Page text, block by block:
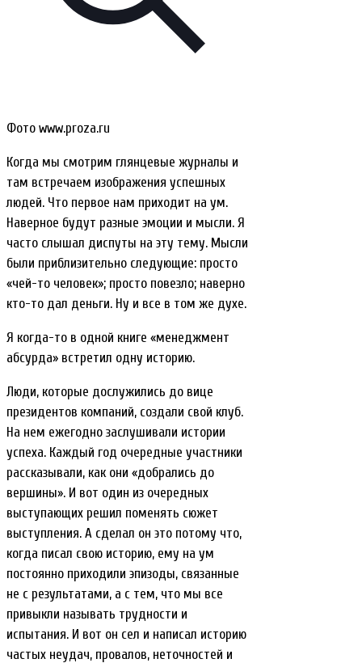
Фото www.proza.ru
Когда мы смотрим глянцевые журналы и
там встречаем изображения успешных
людей. Что первое нам приходит на ум.
Наверное будут разные эмоции и мысли. Я
часто слышал диспуты на эту тему. Мысли
были приблизительно следующие: просто
«чей-то человек»; просто повезло; наверно
кто-то дал деньги. Ну и все в том же духе.
Я когда-то в одной книге «менеджмент
абсурда» встретил одну историю.
Люди, которые дослужились до вице
президентов компаний, создали свой клуб.
На нем ежегодно заслушивали истории
успеха. Каждый год очередные участники
рассказывали, как они «добрались до
вершины». И вот один из очередных
выступающих решил поменять сюжет
выступления. А сделал он это потому что,
когда писал свою историю, ему на ум
постоянно приходили эпизоды, связанные
не с результатами, а с тем, что мы все
привыкли называть трудности и
испытания. И вот он сел и написал историю
частых неудач, провалов, неточностей и